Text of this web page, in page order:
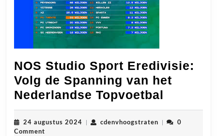
NOS Studio Sport Eredivisie:
Volg de Spanning van het
Nederlandse Topvoetbal
Studio
Sport
24 augustus 2024 24
cdenvhoogstratencdenvhoogstraten
0
Comment